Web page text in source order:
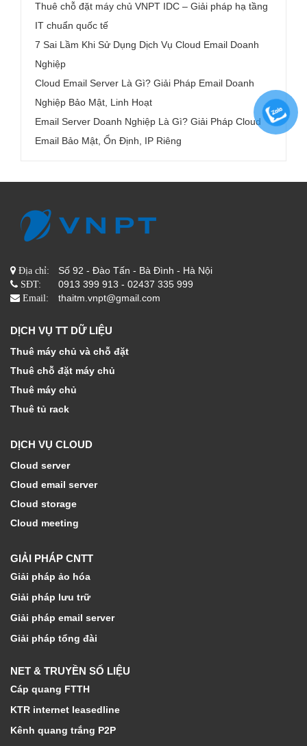
Thuê chỗ đặt máy chủ VNPT IDC – Giải pháp hạ tầng
IT chuẩn quốc tế
7 Sai Lầm Khi Sử Dụng Dịch Vụ Cloud Email Doanh
Nghiệp
Cloud Email Server Là Gì? Giải Pháp Email Doanh
Nghiệp Bảo Mật, Linh Hoạt
Email Server Doanh Nghiệp Là Gì? Giải Pháp Cloud
Email Bảo Mật, Ổn Định, IP Riêng
Địa chỉ: Số 92 - Đào Tấn - Bà Đình - Hà Nội
SĐT: 0913 399 913 - 02437 335 999
Email: thaitm.vnpt@gmail.com
DỊCH VỤ TT DỮ LIỆU
Thuê máy chủ và chỗ đặt
Thuê chỗ đặt máy chủ
Thuê máy chủ
Thuê tủ rack
DỊCH VỤ CLOUD
Cloud server
Cloud email server
Cloud storage
Cloud meeting
GIẢI PHÁP CNTT
Giải pháp ảo hóa
Giải pháp lưu trữ
Giải pháp email server
Giải pháp tổng đài
NET & TRUYỀN SỐ LIỆU
Cáp quang FTTH
KTR internet leasedline
Kênh quang trắng P2P